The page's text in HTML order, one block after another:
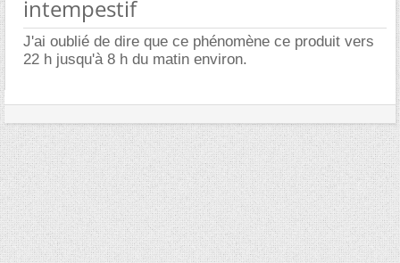
intempestif
J'ai oublié de dire que ce phénomène ce produit vers
22 h jusqu'à 8 h du matin environ.